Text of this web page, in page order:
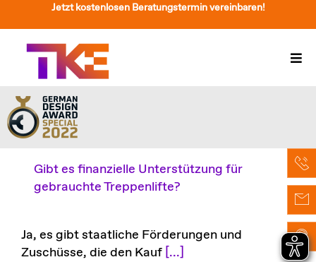
Inhalt
springen
Jetzt kostenlosen Beratungstermin vereinbaren!
Treppenlift
Preise
Service
Über Uns & Kontakt
Gibt es finanzielle Unterstützung für
gebrauchte Treppenlifte?
Ja, es gibt staatliche Förderungen und
Zuschüsse, die den Kauf [...]